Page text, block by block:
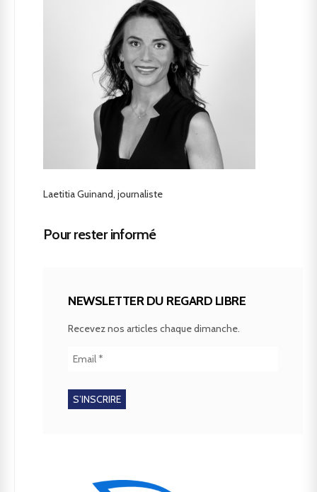
Laetitia Guinand, journaliste
Pour rester informé
NEWSLETTER DU REGARD LIBRE
Recevez nos articles chaque dimanche.